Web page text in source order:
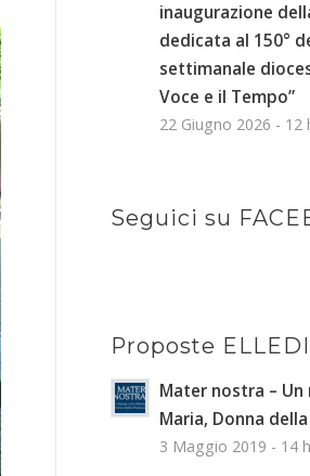
inaugurazione
dedicata al 150°
settimanale
Voce e il Tempo”
22 Giugno 2026 - 12
Seguici su
Proposte
Mater nostra – Un
Maria, Donna
3 Maggio 2019 - 14